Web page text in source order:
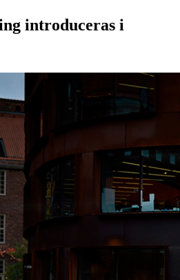
introduceras i